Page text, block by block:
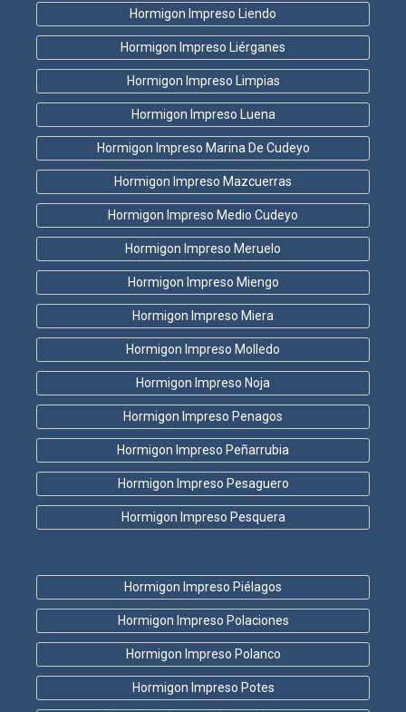
Hormigon Impreso Liendo
Hormigon Impreso Liérganes
Hormigon Impreso Limpias
Hormigon Impreso Luena
Hormigon Impreso Marina De Cudeyo
Hormigon Impreso Mazcuerras
Hormigon Impreso Medio Cudeyo
Hormigon Impreso Meruelo
Hormigon Impreso Miengo
Hormigon Impreso Miera
Hormigon Impreso Molledo
Hormigon Impreso Noja
Hormigon Impreso Penagos
Hormigon Impreso Peñarrubia
Hormigon Impreso Pesaguero
Hormigon Impreso Pesquera
Hormigon Impreso Piélagos
Hormigon Impreso Polaciones
Hormigon Impreso Polanco
Hormigon Impreso Potes